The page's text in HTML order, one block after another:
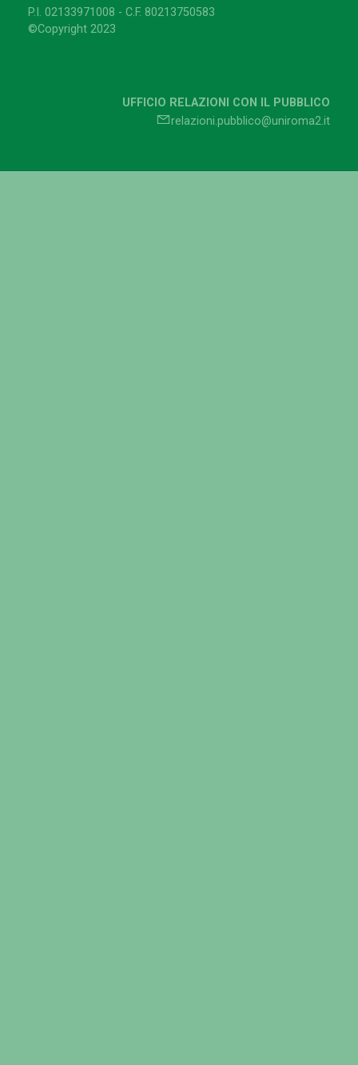
P.I. 02133971008 - C.F. 80213750583
©Copyright 2023
UFFICIO RELAZIONI CON IL PUBBLICO
relazioni.pubblico@uniroma2.it